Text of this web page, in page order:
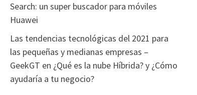
Search: un super buscador para móviles
Huawei
Las tendencias tecnológicas del 2021 para
las pequeñas y medianas empresas –
GeekGT en ¿Qué es la nube Híbrida? y ¿Cómo
ayudaría a tu negocio?